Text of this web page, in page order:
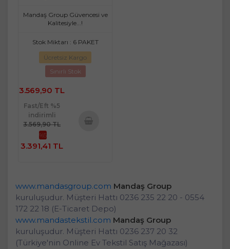
Büyük Karma 1200 Lü Set
Mandaş Group Güvencesi ve
Kalitesiyle...!
Stok Miktarı : 6 PAKET
Ücretsiz Kargo
Sınırlı Stok
3.569,90 TL
Fast/Eft %5
indirimli
3.569,90 TL
%5
3.391,41 TL
www.mandasgroup.com Mandaş Group
kuruluşudur. Müşteri Hattı 0236 235 22 20 - 0554
172 22 18 (E-Ticaret Depo)
www.mandastekstil.com Mandaş Group
kuruluşudur. Müşteri Hattı 0236 237 20 32
(Türkiye'nin Online Ev Tekstil Satış Mağazası)